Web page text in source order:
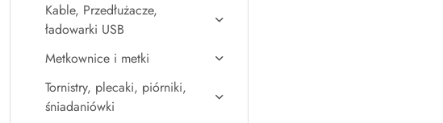
Kable, Przedłużacze,
ładowarki USB
Metkownice i metki
Tornistry, plecaki, piórniki,
śniadaniówki